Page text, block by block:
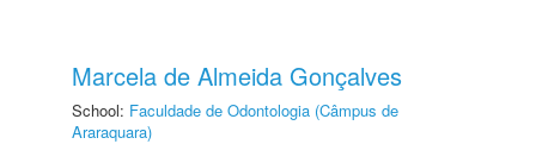
Marcela de Almeida Gonçalves
School: Faculdade de Odontologia (Câmpus de
Araraquara)